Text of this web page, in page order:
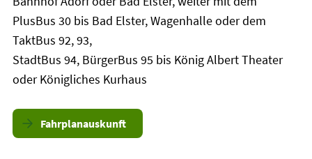
PlusBus 30 bis Bad Elster, Wagenhalle oder dem
TaktBus 92, 93,
StadtBus 94, BürgerBus 95 bis König Albert Theater
oder Königliches Kurhaus
Fahrplanauskunft